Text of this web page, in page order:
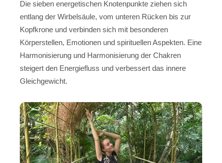
Die sieben energetischen Knotenpunkte ziehen sich
entlang der Wirbelsäule, vom unteren Rücken bis zur
Kopfkrone und verbinden sich mit besonderen
Körperstellen, Emotionen und spirituellen Aspekten. Eine
Harmonisierung und Harmonisierung der Chakren
steigert den Energiefluss und verbessert das innere
Gleichgewicht.